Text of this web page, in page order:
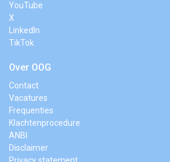
YouTube
X
LinkedIn
TikTok
Over OOG
Contact
Vacatures
Frequenties
Klachtenprocedure
ANBI
Disclaimer